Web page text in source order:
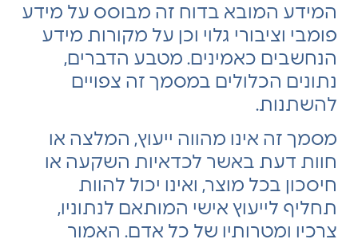
המידע המובא בדוח זה מבוסס על מידע
פומבי וציבורי גלוי וכן על מקורות מידע
הנחשבים כאמינים. מטבע הדברים,
נתונים הכלולים במסמך זה צפויים
להשתנות.
מסמך זה אינו מהווה ייעוץ, המלצה או
חוות דעת באשר לכדאיות השקעה או
חיסכון בכל מוצר, ואינו יכול להוות
תחליף לייעוץ אישי המותאם לנתוניו,
צרכיו ומטרותיו של כל אדם. האמור